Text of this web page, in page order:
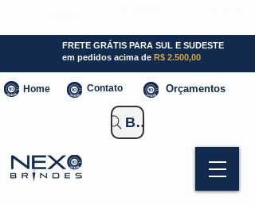
FRETE GRÁTIS PARA SUL E SUDESTE
em pedidos acima de R$ 2.500,00
Home Contato Orçamentos
Buscar Brindes